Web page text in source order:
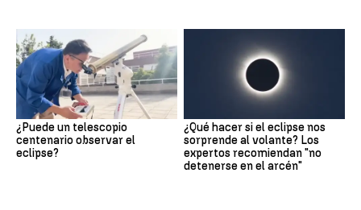
¿Puede un telescopio
centenario observar el
eclipse?
¿Qué hacer si el eclipse nos
sorprende al volante? Los
expertos recomiendan "no
detenerse en el arcén"